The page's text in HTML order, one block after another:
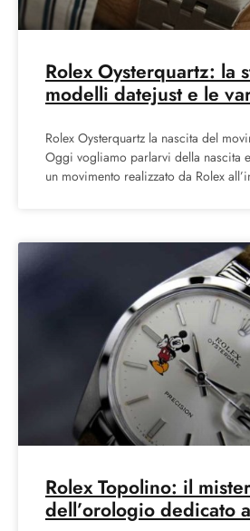
Rolex Oysterquartz: la
modelli datejust e le
Rolex Oysterquartz la nascita del
Oggi vogliamo parlarvi della nascita
un movimento realizzato da Rolex
Rolex Topolino: il
dell’orologio dedicato